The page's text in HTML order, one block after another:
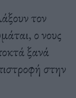
τον
ο νους
ξανά
στην